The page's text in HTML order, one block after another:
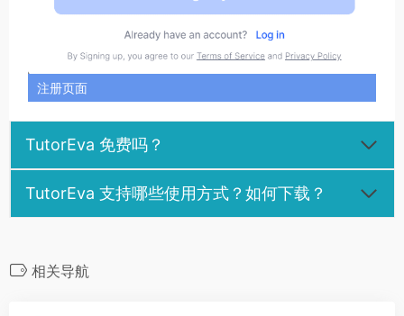
注册页面
TutorEva 免费吗？
TutorEva 支持哪些使用方式？如何下载？
相关导航